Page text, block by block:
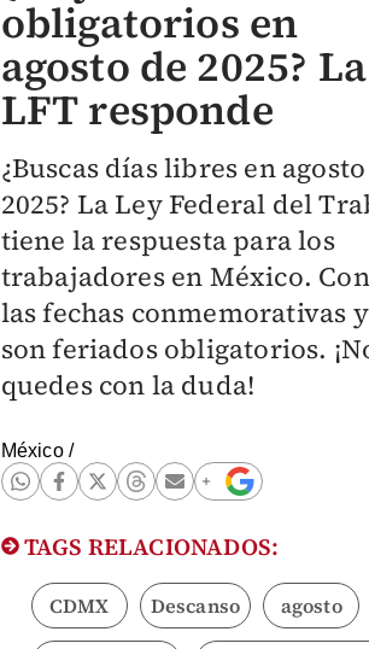
obligatorios en
agosto de 2025? La
LFT responde
¿Buscas días libres en agosto
2025? La Ley Federal del
tiene la respuesta para los
trabajadores en México.
las fechas conmemorativas
son feriados obligatorios.
quedes con la duda!
México/
TAGS RELACIONADOS:
CDMX Descanso agosto